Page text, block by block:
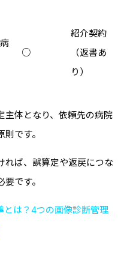
○
紹介契約
（返書あ
り）
主体となり、依頼先の病院
です。
れば、誤算定や返戻につな
です。
とは？4つの画像診断管理